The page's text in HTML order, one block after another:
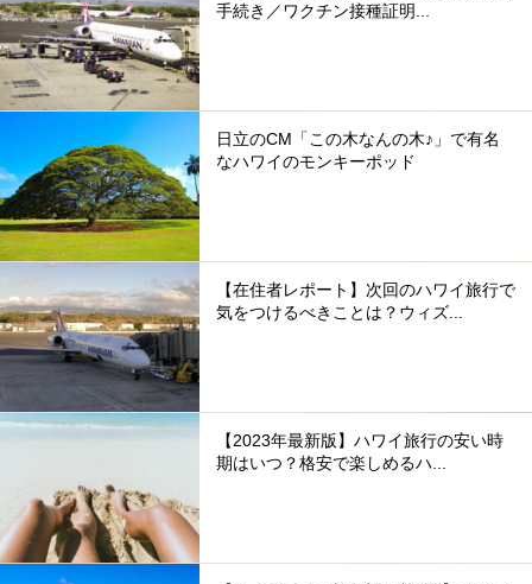
手続き／ワクチン接種証明...
日立のCM「この木なんの木♪」で有名
なハワイのモンキーポッド
【在住者レポート】次回のハワイ旅行で
気をつけるべきことは？ウィズ...
【2023年最新版】ハワイ旅行の安い時
期はいつ？格安で楽しめるハ...